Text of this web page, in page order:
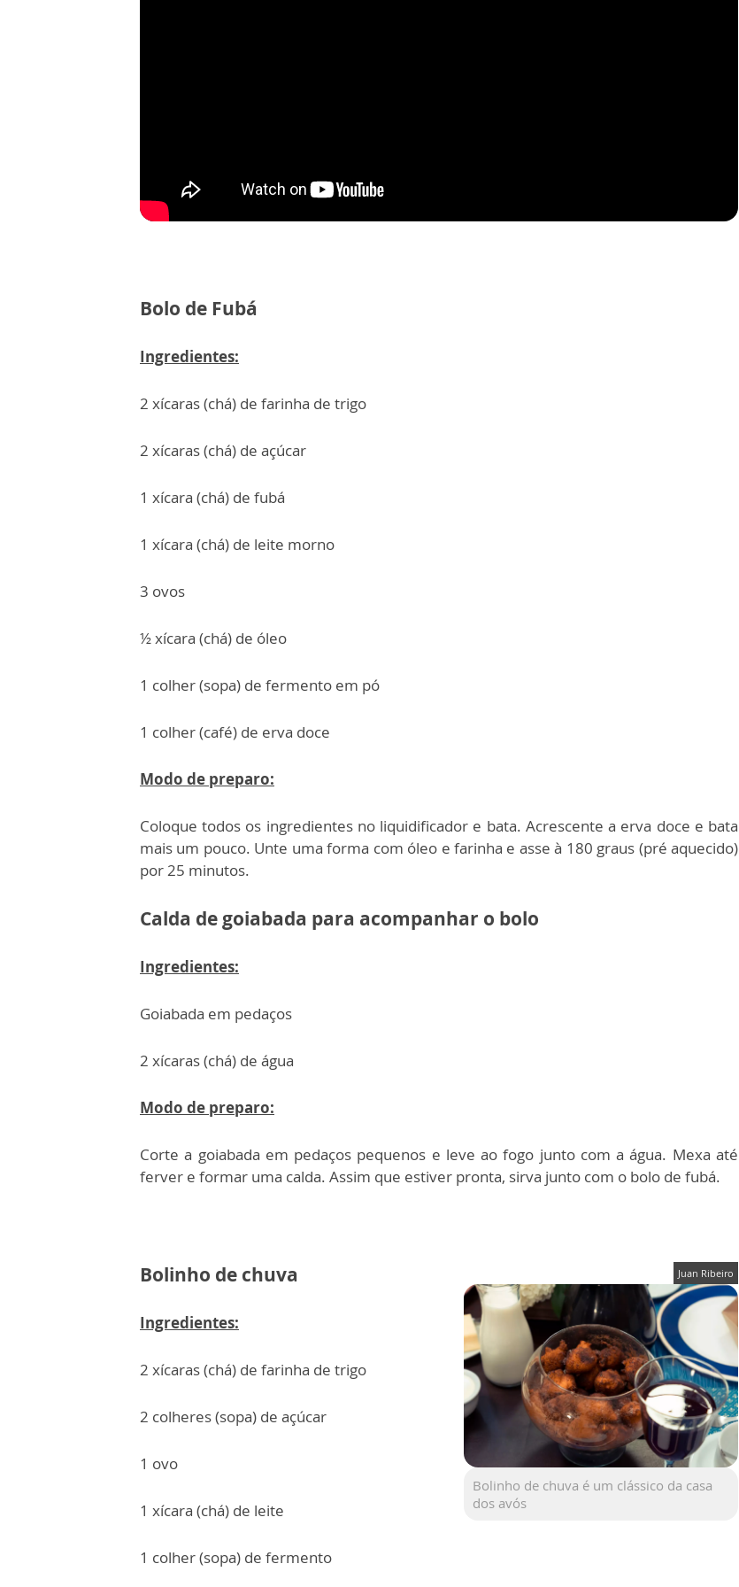
Bolo de Fubá
Ingredientes:
2 xícaras (chá) de farinha de trigo
2 xícaras (chá) de açúcar
1 xícara (chá) de fubá
1 xícara (chá) de leite morno
3 ovos
½ xícara (chá) de óleo
1 colher (sopa) de fermento em pó
1 colher (café) de erva doce
Modo de preparo:
Coloque todos os ingredientes no liquidificador e bata. Acrescente a erva doce e bata
mais um pouco. Unte uma forma com óleo e farinha e asse à 180 graus (pré aquecido)
por 25 minutos.
Calda de goiabada para acompanhar o bolo
Ingredientes:
Goiabada em pedaços
2 xícaras (chá) de água
Modo de preparo:
Corte a goiabada em pedaços pequenos e leve ao fogo junto com a água. Mexa até
ferver e formar uma calda. Assim que estiver pronta, sirva junto com o bolo de fubá.
Juan Ribeiro
Bolinho de chuva é um clássico da casa
dos avós
Bolinho de chuva
Ingredientes:
2 xícaras (chá) de farinha de trigo
2 colheres (sopa) de açúcar
1 ovo
1 xícara (chá) de leite
1 colher (sopa) de fermento